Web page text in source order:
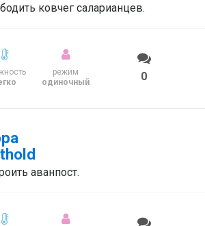
ковчег саларианцев.
режим
одиночный
0
аванпост.